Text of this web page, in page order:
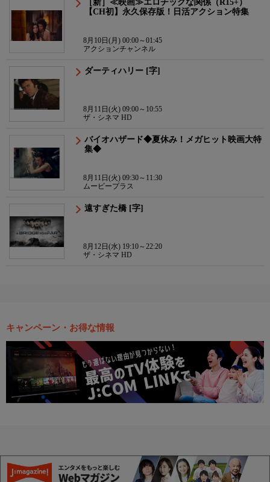
［新］≪映画≫エロチックな関係（R15+）
【CH初】永久保存版！日活アクション特集
8月10日(月) 00:00～01:45
アクションチャンネル
ダーティハリー [字]
8月11日(火) 09:00～10:55
ザ・シネマ HD
バイオハザード◆夏休み！メガヒット映画大特
集◆
8月11日(火) 09:30～11:30
ムービープラス
遠すぎた橋 [字]
8月12日(水) 19:10～22:20
ザ・シネマ HD
キャンペーン・お得な情報